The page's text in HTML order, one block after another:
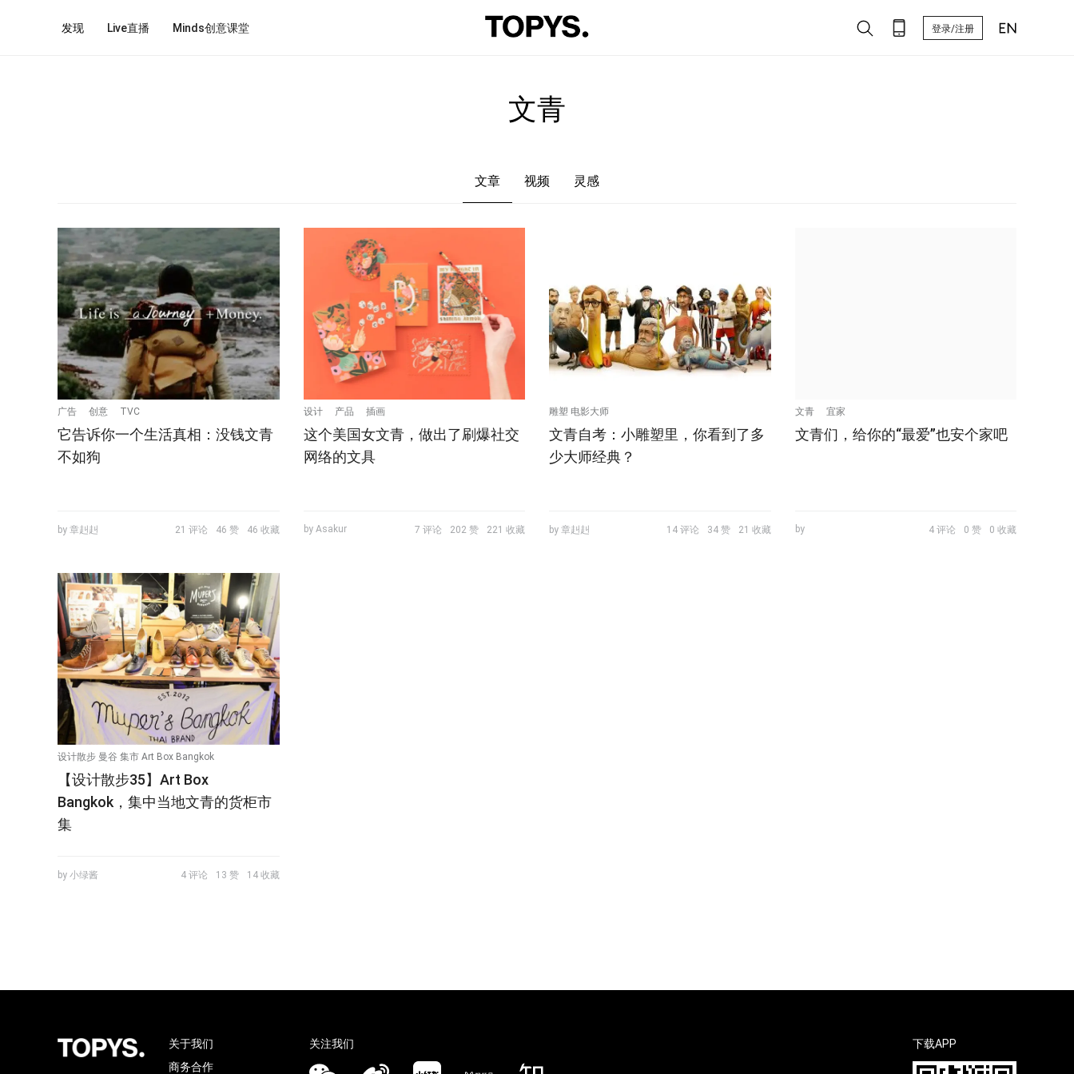
发现 Live直播 Minds创意课堂 登录/注册
文章 视频 灵感
广告 创意 TVC
它告诉你一个生活真相：没钱文青
不如狗
by 章赳赳 21 评论 46 赞 46 收藏
设计 产品 插画
这个美国女文青，做出了刷爆社交
网络的文具
by Asakur 7 评论 202 赞 221 收藏
雕塑 电影大师
文青自考：小雕塑里，你看到了多
少大师经典？
by 章赳赳 14 评论 34 赞 21 收藏
文青 宜家
文青们，给你的“最爱”也安个家吧
by 4 评论 0 赞 0 收藏
设计散步 曼谷 集市 Art Box Bangkok
【设计散步35】Art Box
Bangkok，集中当地文青的货柜市
集
by 小绿酱 4 评论 13 赞 14 收藏
关于我们
商务合作
关注我们 下载APP